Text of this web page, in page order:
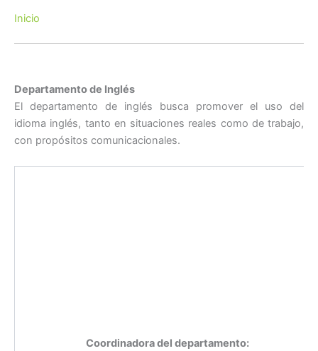
Inicio
Departamento de Inglés
El departamento de inglés busca promover el uso del
idioma inglés, tanto en situaciones reales como de trabajo,
con propósitos comunicacionales.
Coordinadora del departamento: